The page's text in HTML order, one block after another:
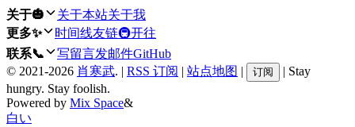
关于🎃 关于本站关于我
更多✨
时间线友链🚇开往
联系📞
写留言发邮件GitHub
© 2021-2026 肖寒武. | RSS 订阅 | 站点地图 | 订阅 | Stay
hungry. Stay foolish.
Powered by Mix Space&
白い